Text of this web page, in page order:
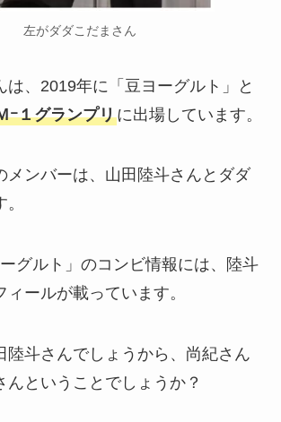
左がダダこだまさん
は、2019年に「豆ヨーグルト」と
ｰ１グランプリに出場しています。
メンバーは、山田陸斗さんとダダ
グルト」のコンビ情報には、陸斗
ィールが載っています。
陸斗さんでしょうから、尚紀さん
んということでしょうか？